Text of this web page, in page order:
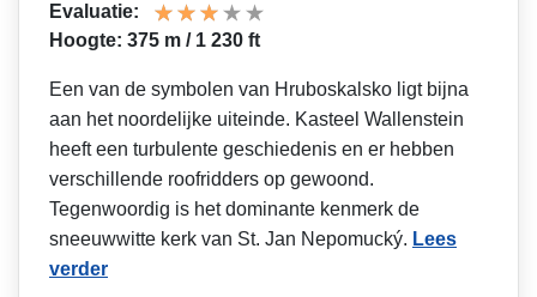
Evaluatie:
Hoogte: 375 m / 1 230 ft
Een van de symbolen van Hruboskalsko ligt bijna
aan het noordelijke uiteinde. Kasteel Wallenstein
heeft een turbulente geschiedenis en er hebben
verschillende roofridders op gewoond.
Tegenwoordig is het dominante kenmerk de
sneeuwwitte kerk van St. Jan Nepomucký. Lees
verder